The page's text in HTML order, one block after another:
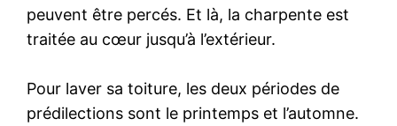
peuvent être percés. Et là, la charpente est
traitée au cœur jusqu’à l’extérieur.
Pour laver sa toiture, les deux périodes de
prédilections sont le printemps et l’automne.